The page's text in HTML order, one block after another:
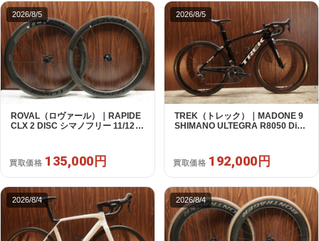
2026/8/5
ROVAL（ロヴァール）｜RAPIDE
CLX 2 DISC シマノフリー 11/12s
買取価格 135,000円
2026/8/5
TREK（トレック）｜MADONE 9
SHIMANO ULTEGRA R8050 Di2
買取価格 192,000円
2026/8/4 2026/8/4